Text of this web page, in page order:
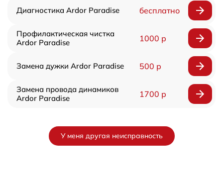
Диагностика Ardor Paradise бесплатно
Профилактическая чистка
Ardor Paradise
1000 р
Замена дужки Ardor Paradise 500 р
Замена провода динамиков
Ardor Paradise
1700 р
У меня другая неисправность